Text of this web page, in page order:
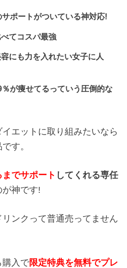
ポートがついている神対応!
てコスパ最強
にも力を入れたい女子に人
が痩せてるっていう圧倒的な
エットに取り組みたいなら
す。
でサポート してくれる専任
神です!
ンクって普通売ってません
購入で限定特典を無料でプレ